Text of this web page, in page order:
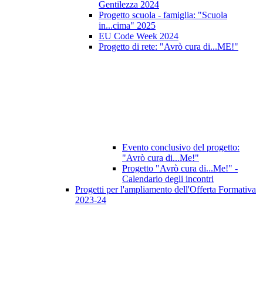
Gentilezza 2024
Progetto scuola - famiglia: "Scuola
in...cima" 2025
EU Code Week 2024
Progetto di rete: "Avrò cura di...ME!"
Evento conclusivo del progetto:
"Avrò cura di...Me!"
Progetto "Avrò cura di...Me!" -
Calendario degli incontri
Progetti per l'ampliamento dell'Offerta Formativa
2023-24